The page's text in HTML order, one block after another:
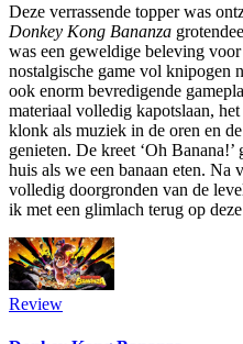
Deze verrassende topper was
Donkey Kong Bananza
was een geweldige beleving
nostalgische game vol knipogen
ook enorm bevredigende
materiaal volledig kapotslaan,
klonk als muziek in de oren en
genieten. De kreet ‘Oh
huis als we een banaan eten. Na
volledig doorgronden van de
ik met een glimlach terug op
Review